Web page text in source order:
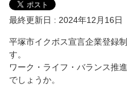
最終更新日 : 2024年12月16日
平塚市イクボス宣言企業登録
す。
ワーク・ライフ・バランス推
でしょうか。